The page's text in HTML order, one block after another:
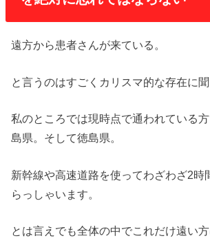
遠方から患者さんが来ている。
と言うのはすごくカリスマ的な存在に聞
私のところでは現時点で通われている
島県。そして徳島県。
新幹線や高速道路を使ってわざわざ2時
らっしゃいます。
とは言えでも全体の中でこれだけ遠い方